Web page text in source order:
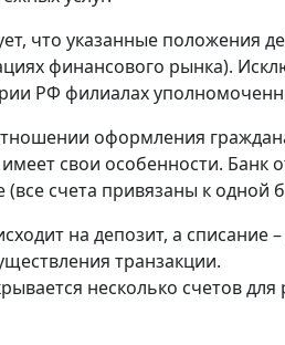
что указанные положения
финансового рынка).
РФ филиалах
оформления
свои особенности. Банк
счета привязаны к одной
на депозит, а списание
транзакции.
несколько счетов